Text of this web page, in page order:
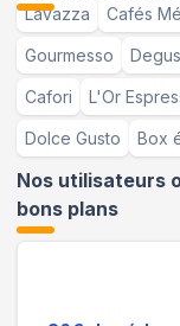
Lavazza
Cafés
Gourmesso
Cafori L'Or
Dolce Gusto Box
Nos utilisateurs
bons plans